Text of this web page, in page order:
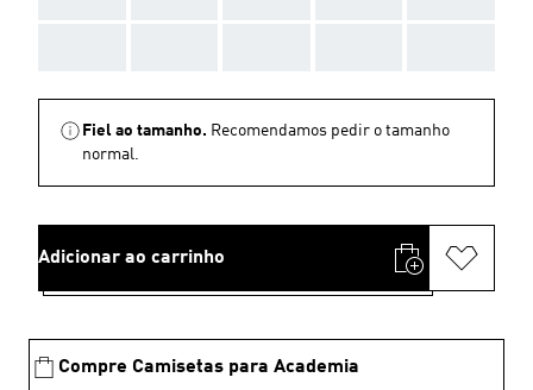
Fiel ao tamanho. Recomendamos pedir o tamanho
normal.
Adicionar ao carrinho
Compre Camisetas para Academia